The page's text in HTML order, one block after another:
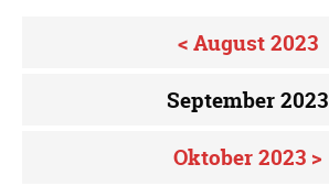
< August 2023
September 2023
Oktober 2023 >